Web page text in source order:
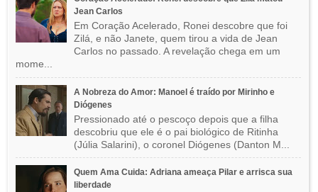
Jean Carlos
Em Coração Acelerado, Ronei descobre que foi
Zilá, e não Janete, quem tirou a vida de Jean
Carlos no passado. A revelação chega em um
mome...
A Nobreza do Amor: Manoel é traído por Mirinho e
Diógenes
Pressionado até o pescoço depois que a filha
descobriu que ele é o pai biológico de Ritinha
(Júlia Salarini), o coronel Diógenes (Danton M...
Quem Ama Cuida: Adriana ameaça Pilar e arrisca sua
liberdade